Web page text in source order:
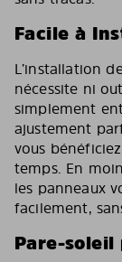
Facile à
L’installation
nécessite ni
simplement
ajustement
vous
temps. En
les panneaux
facilement,
Pare-soleil